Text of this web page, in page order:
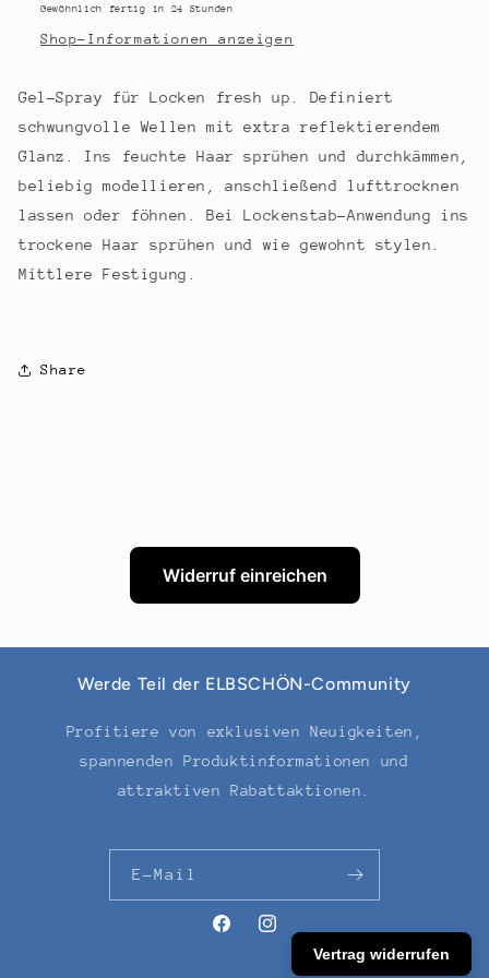
Halt)
Halt)
Gewöhnlich fertig in 24 Stunden
Shop-Informationen anzeigen
Gel-Spray für Locken fresh up. Definiert
schwungvolle Wellen mit extra reflektierendem
Glanz. Ins feuchte Haar sprühen und durchkämmen,
beliebig modellieren, anschließend lufttrocknen
lassen oder föhnen. Bei Lockenstab-Anwendung ins
trockene Haar sprühen und wie gewohnt stylen.
Mittlere Festigung.
Share
Widerruf einreichen
Werde Teil der ELBSCHÖN-Community
Profitiere von exklusiven Neuigkeiten,
spannenden Produktinformationen und
attraktiven Rabattaktionen.
E-Mail
FacebookInstagram
Vertrag widerrufen